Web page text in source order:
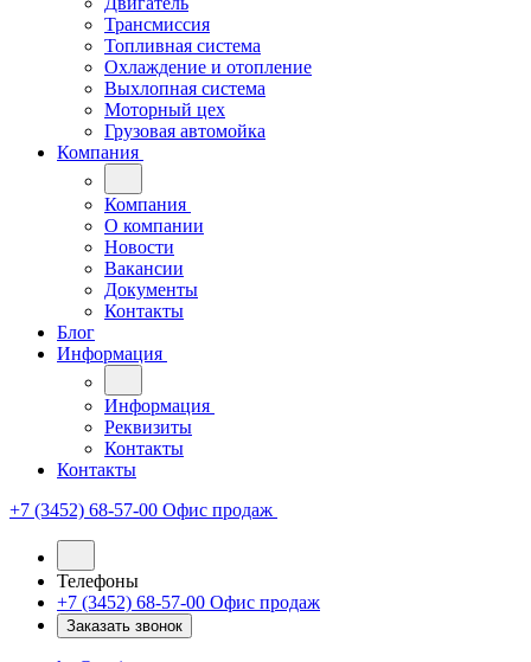
Трансмиссия
Топливная система
Охлаждение и отопление
Выхлопная система
Моторный цех
Грузовая автомойка
Компания
Компания
О компании
Новости
Вакансии
Документы
Контакты
Блог
Информация
Информация
Реквизиты
Контакты
Контакты
+7 (3452) 68-57-00 Офис продаж
Телефоны
+7 (3452) 68-57-00 Офис продаж
Заказать звонок